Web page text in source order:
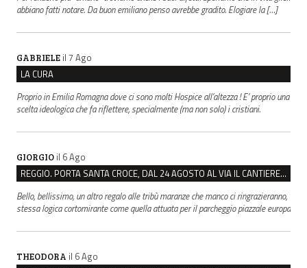
abbiano fatti notare. Da buon emiliano penso avrebbe gradito. Elogiare la […]
GABRIELE il 7 Ago
LA CURA
Proprio in Emilia Romagna dove ci sono molti Hospice all’altezza ! E’ proprio una
scelta ideologica che fa riflettere, specialmente (ma non solo) i cristiani.
GIORGIO il 6 Ago
REGGIO. PORTA SANTA CROCE, DAL 24 AGOSTO AL VIA IL CANTIERE PER IL NUOVO COLLETTORE FOGNARIO
Bello, bellissimo, un altro regalo alle tribù maranze che manco ci ringrazieranno,
stessa logica cortomirante come quella attuata per il parcheggio piazzale europa
THEODORA il 6 Ago